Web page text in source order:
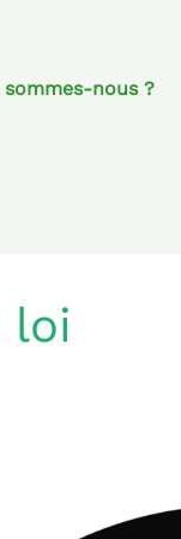
sommes-nous ?
loi